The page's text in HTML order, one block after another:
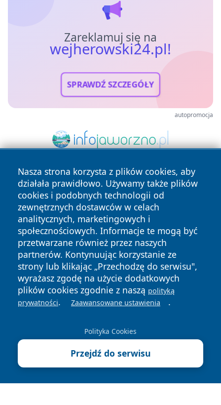
Zareklamuj się na
wejherowski24.pl!
SPRAWDŹ SZCZEGÓŁY
autopromocja
Nasza strona korzysta z plików cookies, aby
działała prawidłowo. Używamy także plików
cookies i podobnych technologii od
zewnętrznych dostawców w celach
analitycznych, marketingowych i
społecznościowych. Informacje te mogą być
przetwarzane również przez naszych
partnerów. Kontynuując korzystanie ze
strony lub klikając „Przechodzę do serwisu",
wyrażasz zgodę na użycie dodatkowych
plików cookies zgodnie z naszą polityką
prywatności. Zaawansowane ustawienia .
Polityka Cookies
Przejdź do serwisu
Copyright © 2026 wejherowski24.pl Wszystkie prawa
zastrzeżone.
News Autorzy
Polityka
Prywatności
Polityka
Cookies